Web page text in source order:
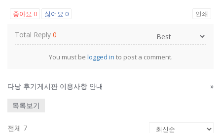
좋아요 0 싫어요 0 인쇄
Total Reply 0
You must be logged in to post a comment.
다낭 후기게시판 이용사항 안내 »
목록보기
전체 7